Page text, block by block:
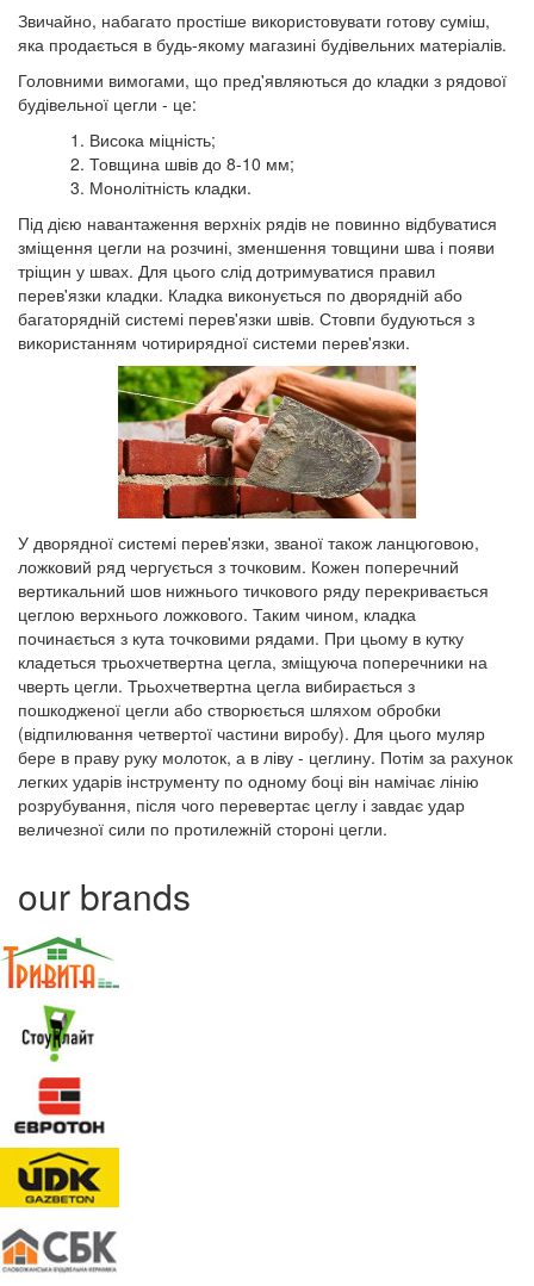
Звичайно, набагато простіше використовувати готову суміш,
яка продається в будь-якому магазині будівельних матеріалів.
Головними вимогами, що пред'являються до кладки з рядової
будівельної цегли - це:
Висока міцність;
Товщина швів до 8-10 мм;
Монолітність кладки.
Під дією навантаження верхніх рядів не повинно відбуватися
зміщення цегли на розчині, зменшення товщини шва і появи
тріщин у швах. Для цього слід дотримуватися правил
перев'язки кладки. Кладка виконується по дворядній або
багаторядній системі перев'язки швів. Стовпи будуються з
використанням чотирирядної системи перев'язки.
У дворядної системі перев'язки, званої також ланцюговою,
ложковий ряд чергується з точковим. Кожен поперечний
вертикальний шов нижнього тичкового ряду перекривається
цеглою верхнього ложкового. Таким чином, кладка
починається з кута точковими рядами. При цьому в кутку
кладеться трьохчетвертна цегла, зміщуюча поперечники на
чверть цегли. Трьохчетвертна цегла вибирається з
пошкодженої цегли або створюється шляхом обробки
(відпилювання четвертої частини виробу). Для цього муляр
бере в праву руку молоток, а в ліву - цеглину. Потім за рахунок
легких ударів інструменту по одному боці він намічає лінію
розрубування, після чого перевертає цеглу і завдає удар
величезної сили по протилежній стороні цегли.
our brands